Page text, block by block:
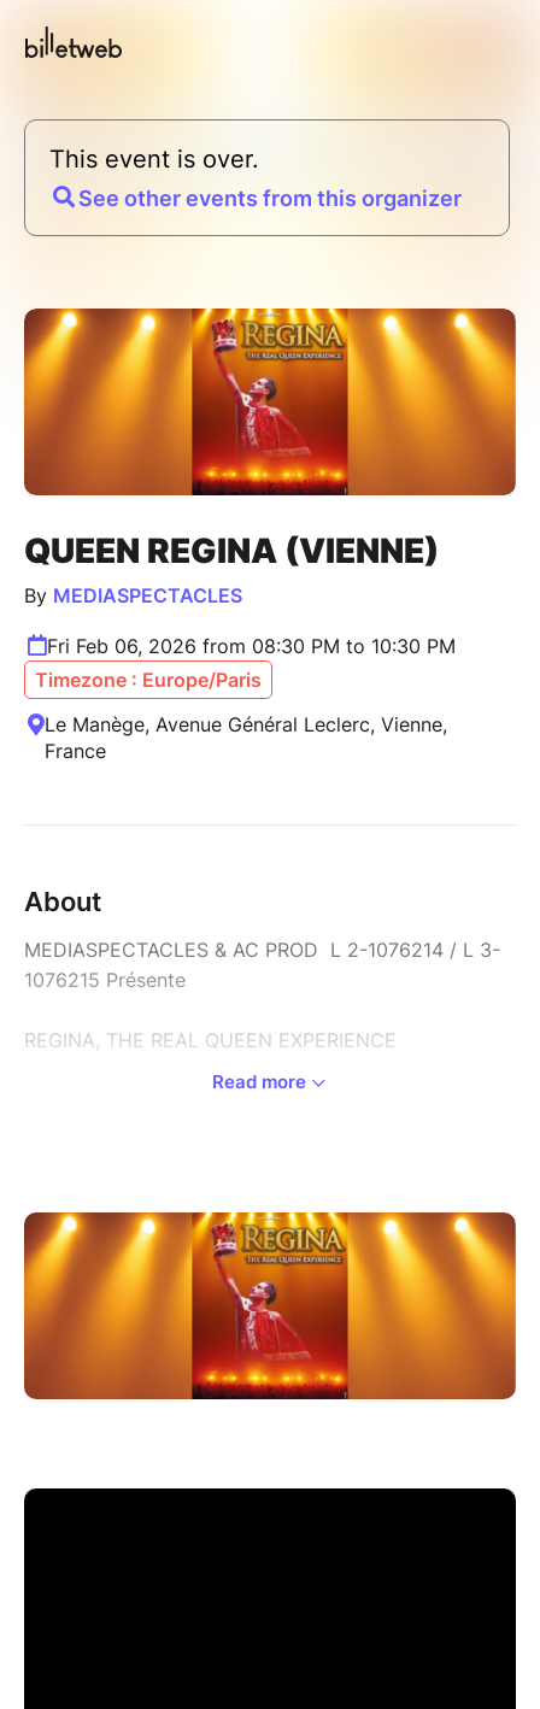
This event is over.
See other events from this organizer
QUEEN REGINA (VIENNE)
By MEDIASPECTACLES
Fri Feb 06, 2026 from 08:30 PM to 10:30 PM
Timezone : Europe/Paris
Le Manège, Avenue Général Leclerc, Vienne,
France
About
MEDIASPECTACLES & AC PROD L 2-1076214 / L 3-
1076215 Présente
REGINA, THE REAL QUEEN EXPERIENCE
l’Europe, et ce depuis plus de 20 ans.
REGINA est l’un des tribute Queen le plus apprécié et
le plus demandé actuellement avec plus de 46 000
abonnés sur leur page Facebook.
Leur spectacle est électrisant et époustouflant de
réalisme. Ici, on ne triche pas ! Ils sont 4 sur scène et
leur setlist rassemble tous les tubes du groupe, du
n’ont jamais été joués par QUEEN en live.
Read more